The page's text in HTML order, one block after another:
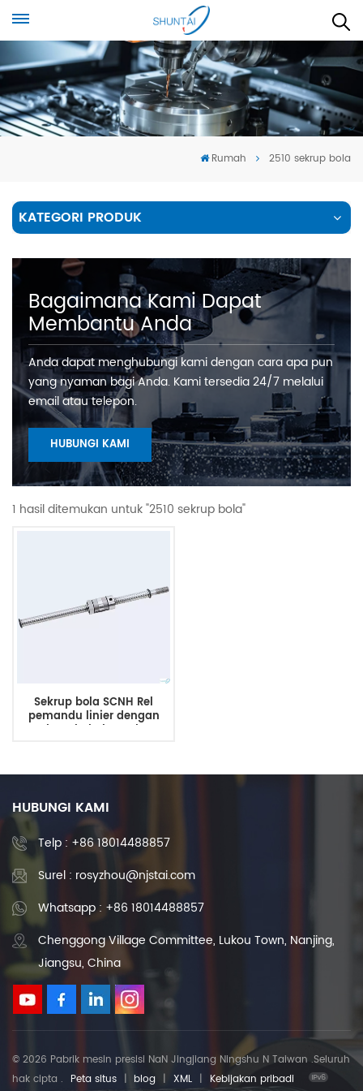
Rumah 2510 sekrup bola
KATEGORI PRODUK
Bagaimana Kami Dapat
Membantu Anda
Anda dapat menghubungi kami dengan cara apa pun
yang nyaman bagi Anda. Kami tersedia 24/7 melalui
email atau telepon.
HUBUNGI KAMI
1 hasil ditemukan untuk "2510 sekrup bola"
Sekrup bola SCNH Rel
pemandu linier dengan
sekrup bola bantalan
HUBUNGI KAMI
Telp : +86 18014488857
Surel : rosyzhou@njstai.com
Whatsapp : +86 18014488857
Chenggong Village Committee, Lukou Town, Nanjing,
Jiangsu, China
© 2026 Pabrik mesin presisi NaN Jingjiang Ningshu N Taiwan .Seluruh
hak cipta . Peta situs | blog | XML | Kebijakan pribadi